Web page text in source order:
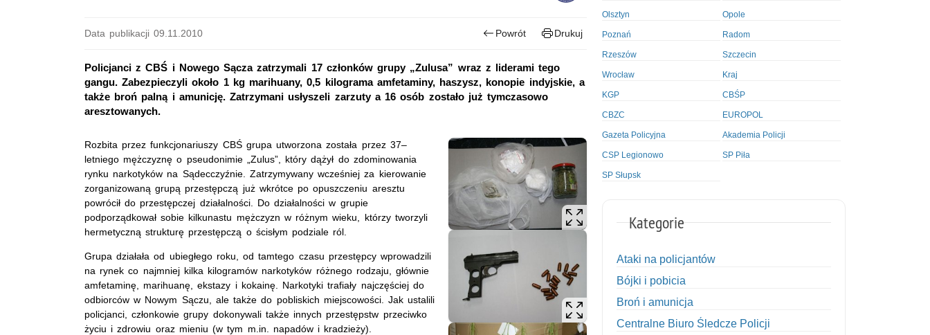
Data publikacji 09.11.2010 Powrót Drukuj
Policjanci z CBŚ i Nowego Sącza zatrzymali 17 członków grupy „Zulusa” wraz z liderami tego
gangu. Zabezpieczyli około 1 kg marihuany, 0,5 kilograma amfetaminy, haszysz, konopie indyjskie, a
także broń palną i amunicję. Zatrzymani usłyszeli zarzuty a 16 osób zostało już tymczasowo
aresztowanych.
Rozbita przez funkcjonariuszy CBŚ grupa utworzona została przez 37–
letniego mężczyznę o pseudonimie „Zulus”, który dążył do zdominowania
rynku narkotyków na Sądecczyźnie. Zatrzymywany wcześniej za kierowanie
zorganizowaną grupą przestępczą już wkrótce po opuszczeniu aresztu
powrócił do przestępczej działalności. Do działalności w grupie
podporządkował sobie kilkunastu mężczyzn w różnym wieku, którzy tworzyli
hermetyczną strukturę przestępczą o ścisłym podziale ról.
Grupa działała od ubiegłego roku, od tamtego czasu przestępcy wprowadzili
na rynek co najmniej kilka kilogramów narkotyków różnego rodzaju, głównie
amfetaminę, marihuanę, ekstazy i kokainę. Narkotyki trafiały najczęściej do
odbiorców w Nowym Sączu, ale także do pobliskich miejscowości. Jak ustalili
policjanci, członkowie grupy dokonywali także innych przestępstw przeciwko
życiu i zdrowiu oraz mieniu (w tym m.in. napadów i kradzieży).
Olsztyn Opole
Poznań Radom
Rzeszów Szczecin
Wrocław Kraj
KGP CBŚP
CBZC EUROPOL
Gazeta Policyjna Akademia Policji
CSP Legionowo SP Piła
SP Słupsk
Kategorie
Ataki na policjantów
Bójki i pobicia
Broń i amunicja
Centralne Biuro Śledcze Policji